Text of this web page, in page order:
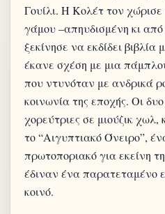
Γουίλι. Η Κολέτ τον
γάμου –απηυδισμένη κι από
ξεκίνησε να εκδίδει
έκανε σχέση με μια
που ντυνόταν με ανδρικά
κοινωνία της εποχής. Οι
χορεύτριες σε μιούζικ
το “Αιγυπτιακό Όνειρο”,
πρωτοποριακό για εκείνη
έδιναν ένα παρατεταμένο